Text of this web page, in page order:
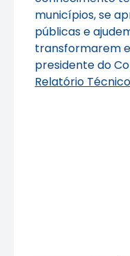
municípios, se
públicas e
transformarem
presidente do
Relatório